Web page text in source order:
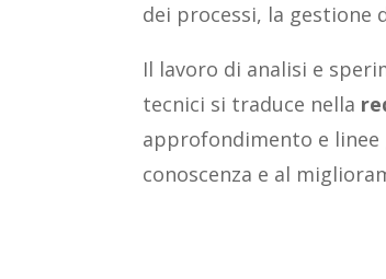
dei processi, la gestione
Il lavoro di analisi e
tecnici si traduce nella
approfondimento e linee
conoscenza e al